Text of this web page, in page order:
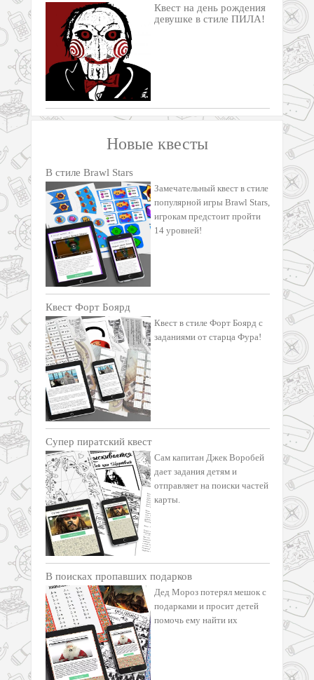
Квест на день рождения
девушке в стиле ПИЛА!
Новые квесты
В стиле Brawl Stars
Замечательный квест в стиле
популярной игры Brawl Stars,
игрокам предстоит пройти
14 уровней!
Квест Форт Боярд
Квест в стиле Форт Боярд с
заданиями от старца Фура!
Супер пиратский квест
Сам капитан Джек Воробей
дает задания детям и
отправляет на поиски частей
карты.
В поисках пропавших подарков
Дед Мороз потерял мешок с
подарками и просит детей
помочь ему найти их